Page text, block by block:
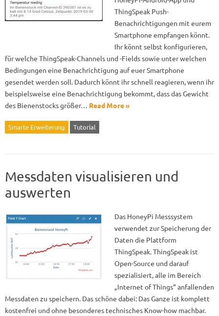
ThingSpeak Push-
Benachrichtigungen mit eurem
Smartphone empfangen könnt.
Ihr könnt selbst konfigurieren,
für welche ThingSpeak-Channels und -Fields sowie unter welchen
Bedingungen eine Benachrichtigung auf euer Smartphone
gesendet werden soll. Dadurch könnt ihr schnell reagieren, wenn ihr
beispielsweise eine Benachrichtigung bekommt, dass das Gewicht
des Bienenstocks größer… Read More »
Smarte Erweiterung Tutorial
Messdaten visualisieren und
auswerten
Das HoneyPi Messsystem
verwendet zur Speicherung der
Daten die Plattform
ThingSpeak. ThingSpeak ist
Open-Source und darauf
spezialisiert, alle im Bereich
„Internet of Things“ anfallenden
Messdaten zu speichern. Das schöne dabei: Das Ganze ist komplett
kostenfrei und ohne besonderes technisches Know-how machbar.